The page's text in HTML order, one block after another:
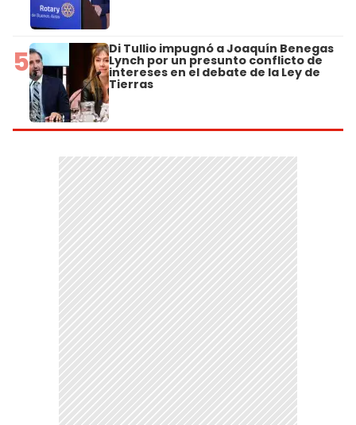
5 Di Tullio impugnó a Joaquín Benegas
Lynch por un presunto conflicto de
intereses en el debate de la Ley de
Tierras